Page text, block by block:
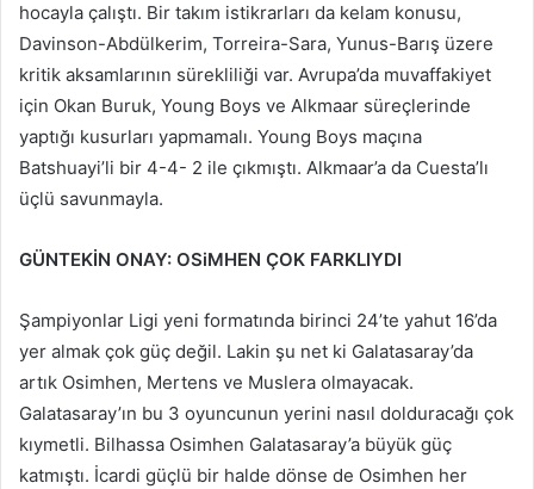
hocayla çalıştı. Bir takım istikrarları da kelam konusu,
Davinson-Abdülkerim, Torreira-Sara, Yunus-Barış üzere
kritik aksamlarının sürekliliği var. Avrupa’da muvaffakiyet
için Okan Buruk, Young Boys ve Alkmaar süreçlerinde
yaptığı kusurları yapmamalı. Young Boys maçına
Batshuayi’li bir 4-4- 2 ile çıkmıştı. Alkmaar’a da Cuesta’lı
üçlü savunmayla.
GÜNTEKİN ONAY: OSiMHEN ÇOK FARKLIYDI
Şampiyonlar Ligi yeni formatında birinci 24’te yahut 16’da
yer almak çok güç değil. Lakin şu net ki Galatasaray’da
artık Osimhen, Mertens ve Muslera olmayacak.
Galatasaray’ın bu 3 oyuncunun yerini nasıl dolduracağı çok
kıymetli. Bilhassa Osimhen Galatasaray’a büyük güç
katmıştı. İcardi güçlü bir halde dönse de Osimhen her